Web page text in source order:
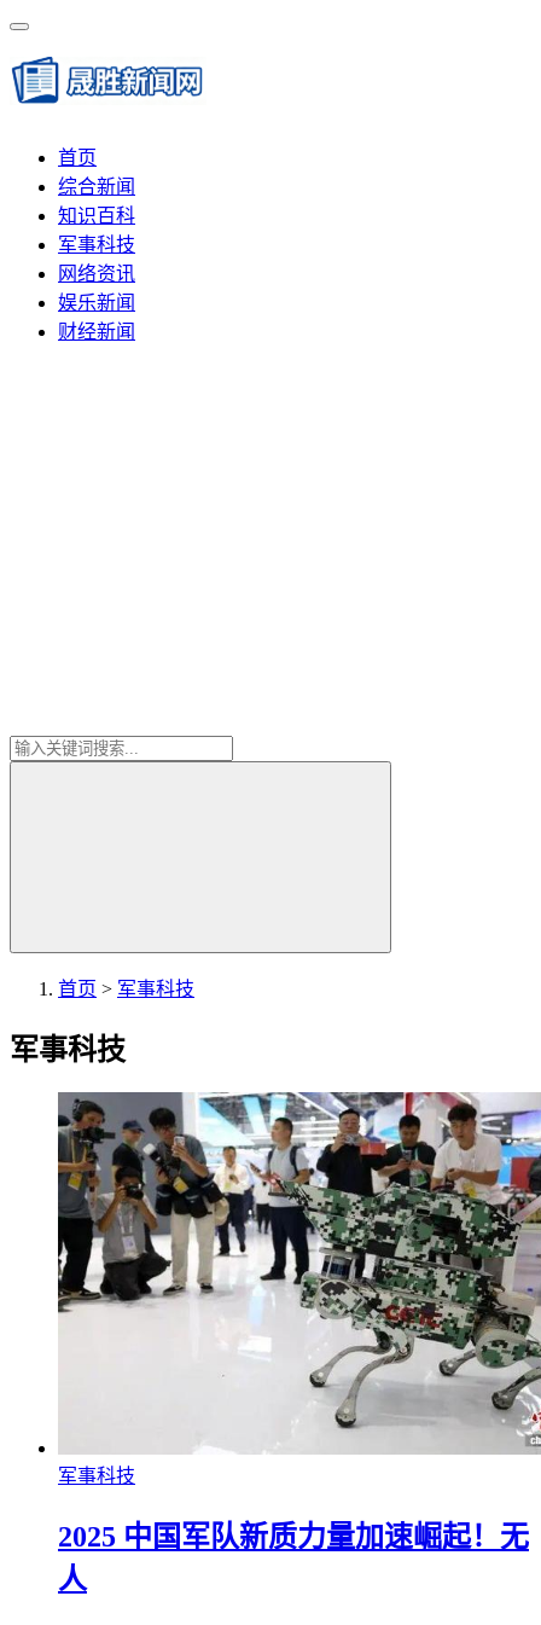
首页
综合新闻
知识百科
军事科技
网络资讯
娱乐新闻
财经新闻
首页 > 军事科技
军事科技
军事科技
2025 中国军队新质力量加速崛起！无
人